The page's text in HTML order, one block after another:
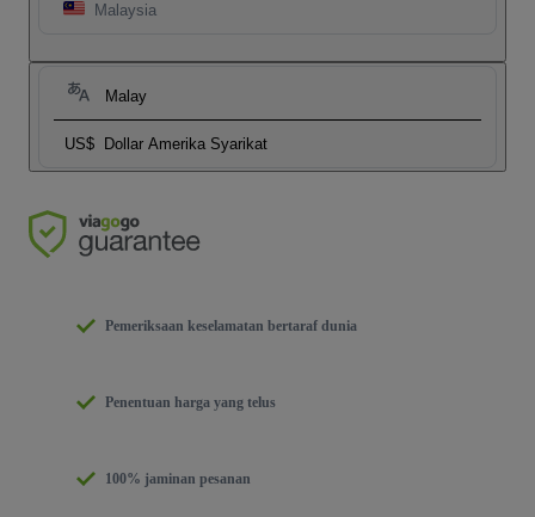
Malaysia
Malay
US$ Dollar Amerika Syarikat
Pemeriksaan keselamatan bertaraf dunia
Penentuan harga yang telus
100% jaminan pesanan